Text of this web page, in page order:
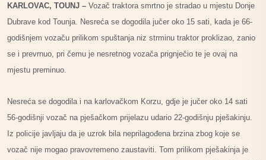
KARLOVAC, TOUNJ – Vozač traktora smrtno je stradao u mjestu Donje
Dubrave kod Tounja. Nesreća se dogodila jučer oko 15 sati, kada je 66-
godišnjem vozaču prilikom spuštanja niz strminu traktor proklizao, zanio
se i prevrnuo, pri čemu je nesretnog vozača prignječio te je ovaj na
mjestu preminuo.
Nesreća se dogodila i na karlovačkom Korzu, gdje je jučer oko 14 sati
56-godišnji vozač na pješačkom prijelazu udario 22-godišnju pješakinju.
Iz policije javljaju da je uzrok bila neprilagođena brzina zbog koje se
vozač nije mogao pravovremeno zaustaviti. Tom prilikom pješakinja je